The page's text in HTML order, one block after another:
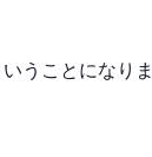
うことになりま